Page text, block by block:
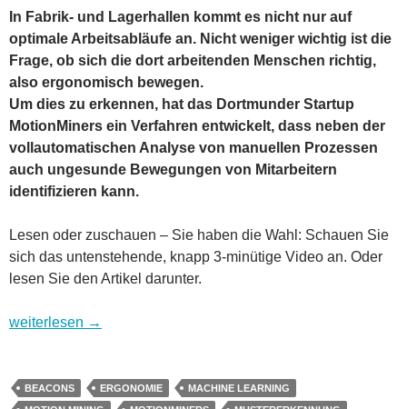
In Fabrik- und Lagerhallen kommt es nicht nur auf
optimale Arbeitsabläufe an. Nicht weniger wichtig ist die
Frage, ob sich die dort arbeitenden Menschen richtig,
also ergonomisch bewegen.
Um dies zu erkennen, hat das Dortmunder Startup
MotionMiners ein Verfahren entwickelt, dass neben der
vollautomatischen Analyse von manuellen Prozessen
auch ungesunde Bewegungen von Mitarbeitern
identifizieren kann.
Lesen oder zuschauen – Sie haben die Wahl: Schauen Sie
sich das untenstehende, knapp 3-minütige Video an. Oder
lesen Sie den Artikel darunter.
MotionMiners: Manuelle Prozesse und ungesunde
weiterlesen →
BEACONS ERGONOMIE
MACHINE LEARNING